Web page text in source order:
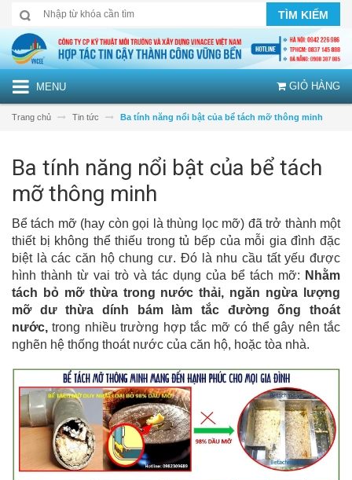
TÌM KIẾM
MENU GIỎ HÀNG
Trang chủ Tin tức Ba tính năng nổi bật của bể tách mỡ thông minh
Ba tính năng nổi bật của bể tách
mỡ thông minh
Bể tách mỡ (hay còn gọi là thùng lọc mỡ) đã trở thành một
thiết bị không thể thiếu trong tủ bếp của mỗi gia đình đặc
biệt là các căn hộ chung cư. Đó là nhu cầu tất yếu được
hình thành từ vai trò và tác dụng của bể tách mỡ: Nhằm
tách bỏ mỡ thừa trong nước thải, ngăn ngừa lượng
mỡ dư thừa dính bám làm tắc đường ống thoát
nước,trong nhiều trường hợp tắc mỡ có thể gây nên tắc
nghẽn hệ thống thoát nước của căn hộ, hoặc tòa nhà.